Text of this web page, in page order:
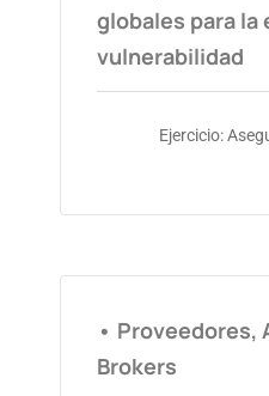
globales para la
vulnerabilidad
Ejercicio:
• Proveedores,
Brokers